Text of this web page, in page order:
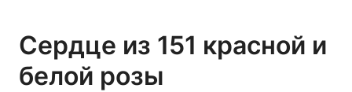
Сердце из 151 красной и
белой розы